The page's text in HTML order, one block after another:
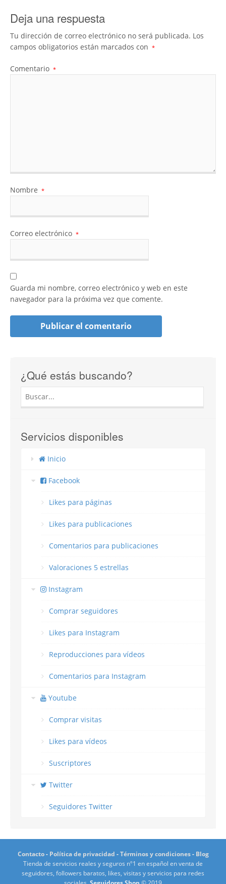
Deja una respuesta
Tu dirección de correo electrónico no será publicada. Los
campos obligatorios están marcados con *
Comentario *
Nombre *
Correo electrónico *
Guarda mi nombre, correo electrónico y web en este
navegador para la próxima vez que comente.
¿Qué estás buscando?
Servicios disponibles
Inicio
Facebook
Likes para páginas
Likes para publicaciones
Comentarios para publicaciones
Valoraciones 5 estrellas
Instagram
Comprar seguidores
Likes para Instagram
Reproducciones para vídeos
Comentarios para Instagram
Youtube
Comprar visitas
Likes para vídeos
Suscriptores
Twitter
Seguidores Twitter
Contacto- Política de privacidad -Términos y condiciones- Blog
Tienda de servicios reales y seguros nº1 en español en venta de
seguidores, followers baratos, likes, visitas y servicios para redes